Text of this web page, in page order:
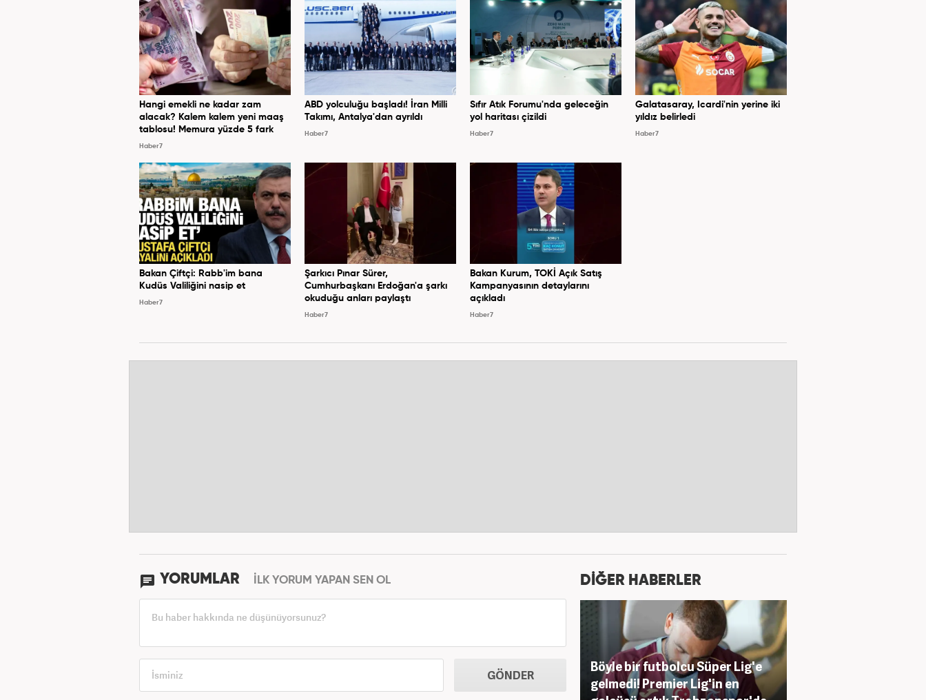
Hangi emekli ne kadar zam
alacak? Kalem kalem yeni maaş
tablosu! Memura yüzde 5 fark
Haber7
ABD yolculuğu başladı! İran Milli
Takımı, Antalya'dan ayrıldı
Haber7
Sıfır Atık Forumu'nda geleceğin
yol haritası çizildi
Haber7
Galatasaray, Icardi'nin yerine iki
yıldız belirledi
Haber7
Bakan Çiftçi: Rabb'im bana
Kudüs Valiliğini nasip et
Haber7
Şarkıcı Pınar Sürer,
Cumhurbaşkanı Erdoğan'a şarkı
okuduğu anları paylaştı
Haber7
Bakan Kurum, TOKİ Açık Satış
Kampanyasının detaylarını
açıkladı
Haber7
YORUMLAR İLK YORUM YAPAN SEN OL
GÖNDER
DİĞER HABERLER
Böyle bir futbolcu Süper Lig'e
gelmedi! Premier Lig'in en